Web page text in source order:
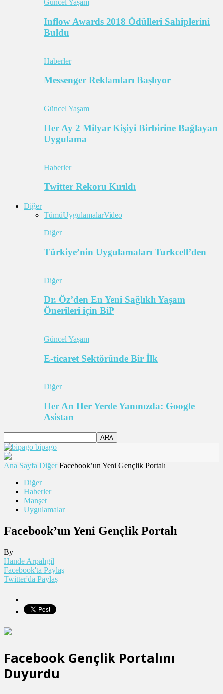
Güncel Yaşam
Inflow Awards 2018 Ödülleri Sahiplerini
Buldu
Haberler
Messenger Reklamları Başlıyor
Güncel Yaşam
Her Ay 2 Milyar Kişiyi Birbirine Bağlayan
Uygulama
Haberler
Twitter Rekoru Kırıldı
Diğer
TümüUygulamalarVideo
Diğer
Türkiye’nin Uygulamaları Turkcell’den
Diğer
Dr. Öz’den En Yeni Sağlıklı Yaşam
Önerileri için BiP
Güncel Yaşam
E-ticaret Sektöründe Bir İlk
Diğer
Her An Her Yerde Yanınızda: Google
Asistan
bipago
Ana Sayfa Diğer Facebook’un Yeni Gençlik Portalı
Diğer
Haberler
Manşet
Uygulamalar
Facebook’un Yeni Gençlik Portalı
By
Hande Arpalıgil
Facebook'ta Paylaş
Twitter'da Paylaş
Facebook Gençlik Portalını
Duyurdu